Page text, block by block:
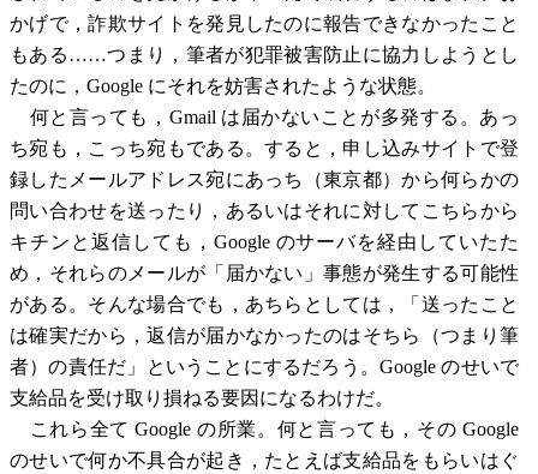
かげで，詐欺サイトを発見したのに報告できなかったこと
もある……つまり，筆者が犯罪被害防止に協力しようとし
たのに，Google にそれを妨害されたような状態。
何と言っても，Gmail は届かないことが多発する。あっ
ち宛も，こっち宛もである。すると，申し込みサイトで登
録したメールアドレス宛にあっち（東京都）から何らかの
問い合わせを送ったり，あるいはそれに対してこちらから
キチンと返信しても，Google のサーバを経由していたた
め，それらのメールが「届かない」事態が発生する可能性
がある。そんな場合でも，あちらとしては，「送ったこと
は確実だから，返信が届かなかったのはそちら（つまり筆
者）の責任だ」ということにするだろう。Google のせいで
支給品を受け取り損ねる要因になるわけだ。
これら全て Google の所業。何と言っても，その Google
のせいで何か不具合が起き，たとえば支給品をもらいはぐ